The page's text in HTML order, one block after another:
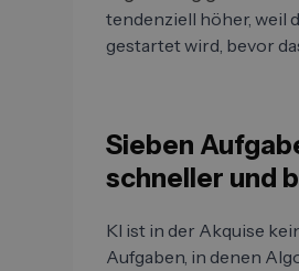
tendenziell höher, weil
gestartet wird, bevor
Sieben
schneller und
KI ist in der Akquise
Aufgaben, in denen